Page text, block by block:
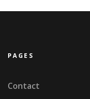
PAGES
Contact